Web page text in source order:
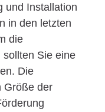
und Installation
in den letzten
die
Sie eine
Die
Größe der